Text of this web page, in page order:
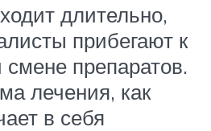
длительно,
прибегают к
препаратов.
лечения, как
в себя